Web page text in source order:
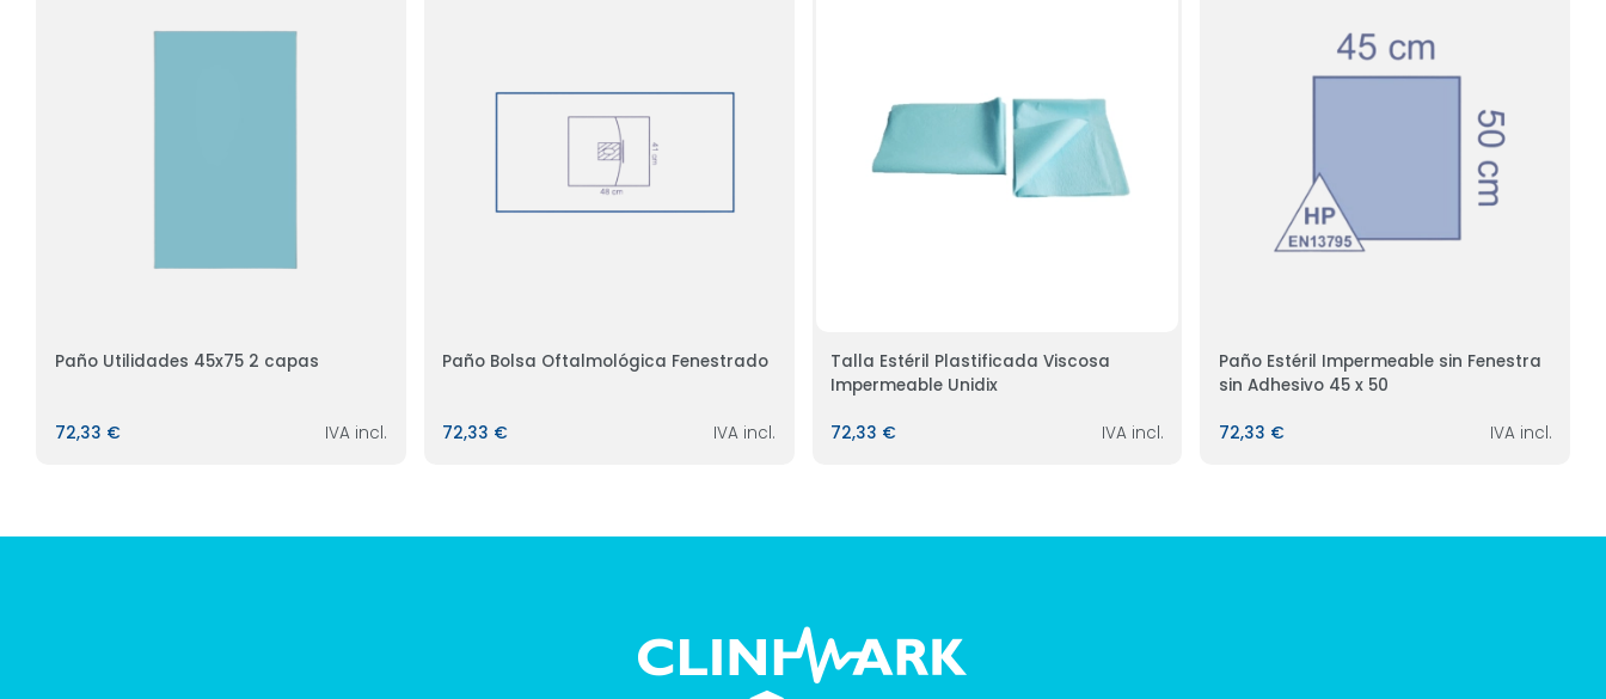
Paño Utilidades 45x75 2 capas
72,33 € IVA incl.
Paño Bolsa Oftalmológica Fenestrado
72,33 € IVA incl.
Talla Estéril Plastificada Viscosa
Impermeable Unidix
72,33 € IVA incl.
Paño Estéril Impermeable sin Fenestra
sin Adhesivo 45 x 50
72,33 € IVA incl.